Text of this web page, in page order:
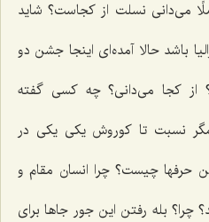
می‌دانی نسلت از کجاست؟ شاید
باشد حالا آمده‌ای اینجا جشن دو
از کجا می‌دانی؟ چه کسی گفته
نسبت تا کوروش یکی یکی در
حرفها چیست؟ چرا انسان مقام و
بله رفتن این جور جاها برای